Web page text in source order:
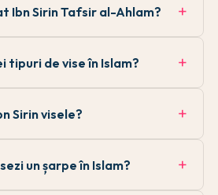
Ibn Sirin Tafsir al-Ahlam?
tipuri de vise în Islam?
Sirin visele?
un șarpe în Islam?